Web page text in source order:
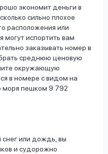
экономит деньги в
сильно плохое
расположения или
могут испортить вам
заказывать номер в
среднюю ценовую
окружающую
в номере с видом на
моря пешком 9 792
снег или дождь, вы
и судорожно